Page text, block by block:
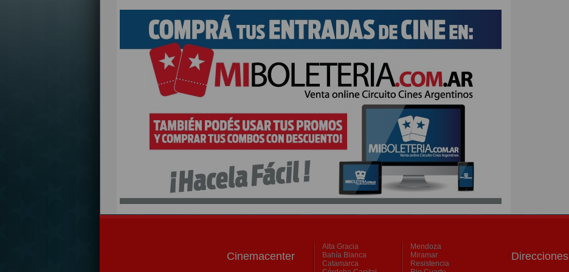
Cinemacenter
Mendoza
Miramar
Resistencia
Alta Gracia
Bahía Blanca
Catamarca
Direcciones